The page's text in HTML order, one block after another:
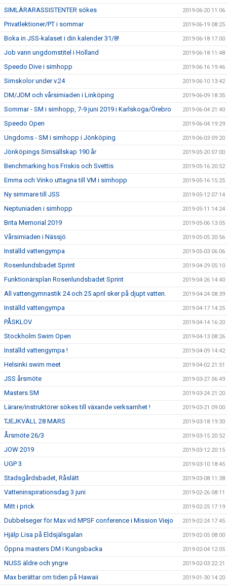
SIMLÄRARASSISTENTER sökes 2019-06-20 11:06
Privatlektioner/PT i sommar 2019-06-19 08:25
Boka in JSS-kalaset i din kalender 31/8! 2019-06-18 17:00
Job vann ungdomstitel i Holland 2019-06-18 11:48
Speedo Dive i simhopp 2019-06-16 19:46
Simskolor under v.24 2019-06-10 13:42
DM/JDM och vårsimiaden i Linköping 2019-06-09 18:35
Sommar - SM i simhopp, 7-9 juni 2019 i Karlskoga/Örebro 2019-06-04 21:40
Speedo Open 2019-06-04 19:29
Ungdoms - SM i simhopp i Jönköping 2019-06-03 09:20
Jönköpings Simsällskap 190 år 2019-05-20 07:00
Benchmarking hos Friskis och Svettis 2019-05-16 20:52
Emma och Vinko uttagna till VM i simhopp 2019-05-16 15:25
Ny simmare till JSS 2019-05-12 07:14
Neptuniaden i simhopp 2019-05-11 14:24
Brita Memorial 2019 2019-05-06 13:05
Vårsimiaden i Nässjö 2019-05-05 20:56
Inställd vattengympa 2019-05-03 06:06
Rosenlundsbadet Sprint 2019-04-29 05:10
Funktionärsplan Rosenlundsbadet Sprint 2019-04-26 14:40
All vattengymnastik 24 och 25 april sker på djupt vatten. 2019-04-24 08:39
Inställd vattengympa 2019-04-17 14:25
PÅSKLOV 2019-04-14 16:20
Stockholm Swim Open 2019-04-13 08:26
Inställd vattengympa ! 2019-04-09 14:42
Helsinki swim meet 2019-04-02 21:51
JSS årsmöte 2019-03-27 06:49
Masters SM 2019-03-24 21:20
Lärare/instruktörer sökes till växande verksamhet ! 2019-03-21 09:00
TJEJKVÄLL 28 MARS 2019-03-18 19:30
Årsmöte 26/3 2019-03-15 20:52
JOW 2019 2019-03-12 20:15
UGP 3 2019-03-10 18:45
Stadsgårdsbadet, Råslätt 2019-03-08 11:38
Vatteninspirationsdag 3 juni 2019-02-26 08:11
Mitt i prick 2019-02-25 17:19
Dubbelseger för Max vid MPSF conference i Mission Viejo 2019-02-24 17:45
Hjälp Lisa på Eldsjälsgalan 2019-02-05 08:00
Öppna masters DM i Kungsbacka 2019-02-04 12:05
NUSS äldre och yngre 2019-02-03 22:21
Max berättar om tiden på Hawaii 2019-01-30 14:20